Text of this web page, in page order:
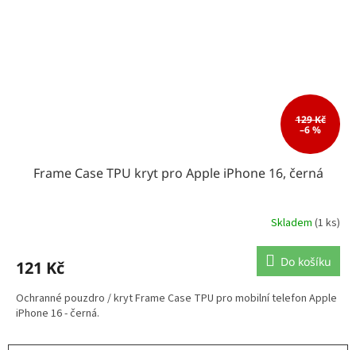
129 Kč
–6 %
Frame Case TPU kryt pro Apple iPhone 16, černá
Skladem (1 ks)
121 Kč Do košíku
Ochranné pouzdro / kryt Frame Case TPU pro mobilní telefon Apple
iPhone 16 - černá.